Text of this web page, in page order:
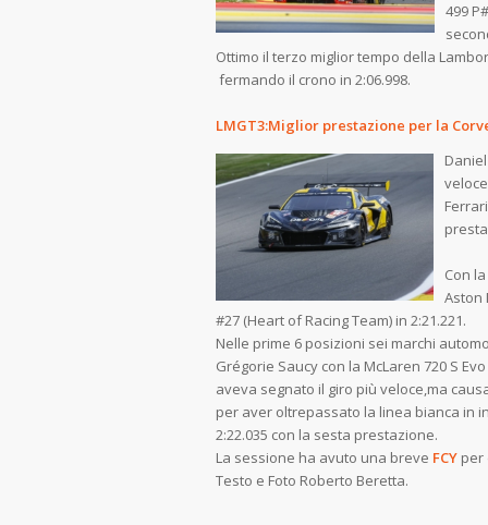
499
Ottimo il terzo miglior tempo della
fermando il crono in 2:06.998.
LMGT3:Miglior prestazione per la
#27 (Heart of Racing Team) in 2:21.221.
Nelle prime 6 posizioni sei marchi
Grégorie Saucy con la McLaren 720 S
aveva segnato il giro più veloce,ma
per aver oltrepassato la linea bianca in
2:22.035 con la sesta prestazione.
La sessione ha avuto una breve FCY per
Testo e Foto